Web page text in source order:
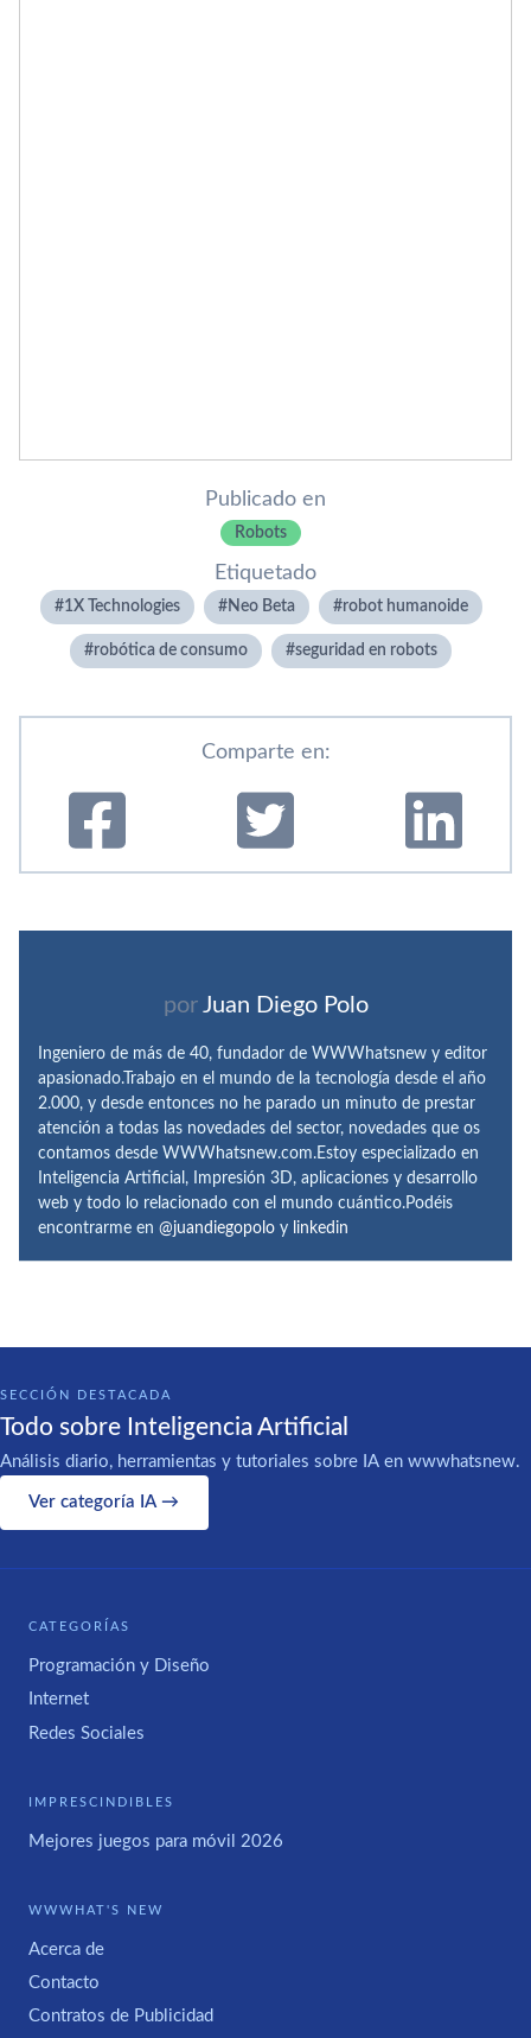
Publicado en
Robots
Etiquetado
1X Technologies Neo Beta robot humanoide
robótica de consumo seguridad en robots
Comparte en:
por Juan Diego Polo
Ingeniero de más de 40, fundador de WWWhatsnew y editor
apasionado.Trabajo en el mundo de la tecnología desde el año
2.000, y desde entonces no he parado un minuto de prestar
atención a todas las novedades del sector, novedades que os
contamos desde WWWhatsnew.com.Estoy especializado en
Inteligencia Artificial, Impresión 3D, aplicaciones y desarrollo
web y todo lo relacionado con el mundo cuántico.Podéis
encontrarme en @juandiegopolo y linkedin
SECCIÓN DESTACADA
Todo sobre Inteligencia Artificial
Análisis diario, herramientas y tutoriales sobre IA en wwwhatsnew.
Ver categoría IA →
CATEGORÍAS
Programación y Diseño
Internet
Redes Sociales
IMPRESCINDIBLES
Mejores juegos para móvil 2026
WWWHAT'S NEW
Acerca de
Contacto
Contratos de Publicidad